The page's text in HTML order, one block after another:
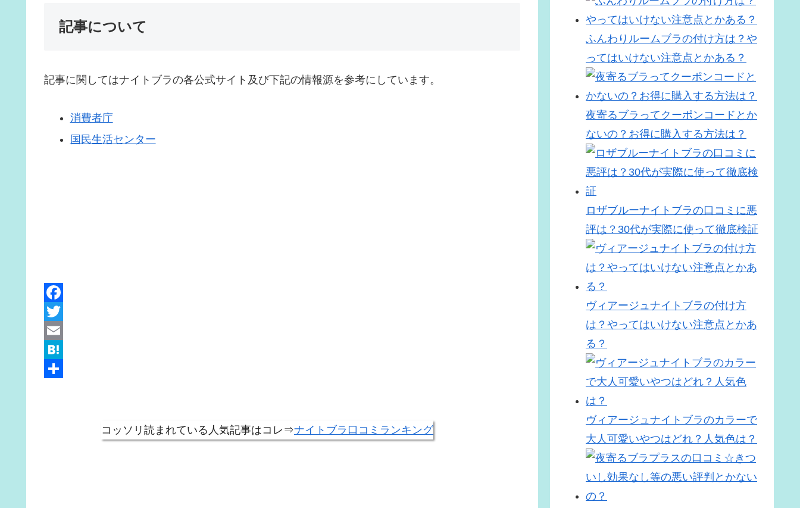
記事について
記事に関してはナイトブラの各公式サイト及び下記の情報源を参考にしています。
消費者庁
国民生活センター
F
a
e
T
wE
m
H
コッソリ読まれている人気記事はコレ⇒ナイトブラ口コミランキング
ふんわりルームブラの付け方は？や
ってはいけない注意点とかある？
夜寄るブラってクーポンコードとか
ないの？お得に購入する方法は？
ロザブルーナイトブラの口コミに悪
評は？30代が実際に使って徹底検証
ヴィアージュナイトブラの付け方
は？やってはいけない注意点とかあ
る？
ヴィアージュナイトブラのカラーで
大人可愛いやつはどれ？人気色は？